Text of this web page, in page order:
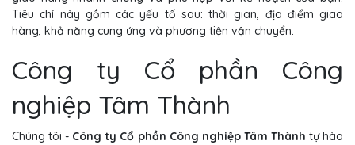
Tiêu chí này gồm các yếu tố sau: thời gian, địa điểm giao
hàng, khả năng cung ứng và phương tiện vận chuyển.
Công ty Cổ phần Công
nghiệp Tâm Thành
Chúng tôi - Công ty Cổ phần Công nghiệp Tâm Thành tự hào